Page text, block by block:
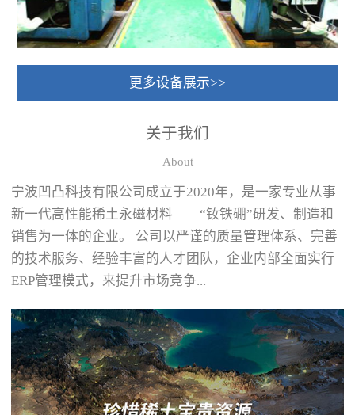
更多设备展示>>
关于我们
About
宁波凹凸科技有限公司成立于2020年，是一家专业从事
新一代高性能稀土永磁材料——“钕铁硼”研发、制造和
销售为一体的企业。 公司以严谨的质量管理体系、完善
的技术服务、经验丰富的人才团队，企业内部全面实行
ERP管理模式，来提升市场竞争...